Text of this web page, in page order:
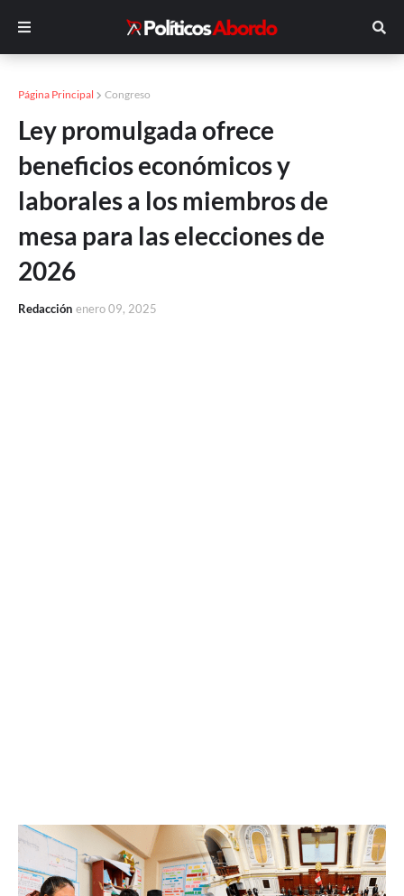
Página Principal Congreso
Ley promulgada ofrece
beneficios económicos y
laborales a los miembros de
mesa para las elecciones de
2026
Redacción enero 09, 2025